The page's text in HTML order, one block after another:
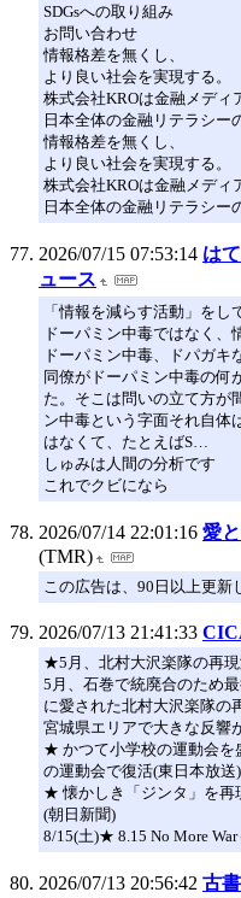
SDGsへの取り組み
お問い合わせ
情報格差を無くし、
より良い社会を実現する。
株式会社KROは金融メディ
日本全体の金融リテラシー
情報格差を無くし、
より良い社会を実現する。
株式会社KROは金融メディ
日本全体の金融リテラシー
2026/07/15 07:53:14 は
ュース
「情報を減らす活動」を
ドーパミン中毒ではなく
ドーパミン中毒、ドパガキ
同僚がドーパミン中毒の何
た。そこは問いの立て方が
ン中毒という字面それ自体
はなくて、たとえばS…
しゅみは人間の分析です
これでクビになら
2026/07/14 22:01:16 愛
(TMR)
この広告は、90日以上更新
2026/07/13 21:41:33
★5月、北村大沢楽隊の再現
5月、石巻で統廃合のため
に愛された北村大沢楽隊の
宮城県エリアで大きな反響
★ かつて小学校の運動会
の運動会で復活(東日本放送)
★ 懐かしき「ジンタ」を
(朝日新聞)
8/15(土)★ 8.15 No More War
2026/07/13 20:56:42 古